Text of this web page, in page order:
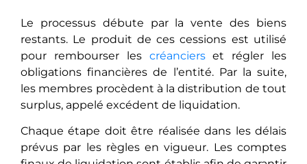
Le processus débute par la vente des biens
restants. Le produit de ces cessions est utilisé
pour rembourser les créancierset régler les
obligations financières de l’entité. Par la suite,
les membres procèdent à la distribution de tout
surplus, appelé excédent de liquidation.
Chaque étape doit être réalisée dans les délais
prévus par les règles en vigueur. Les comptes